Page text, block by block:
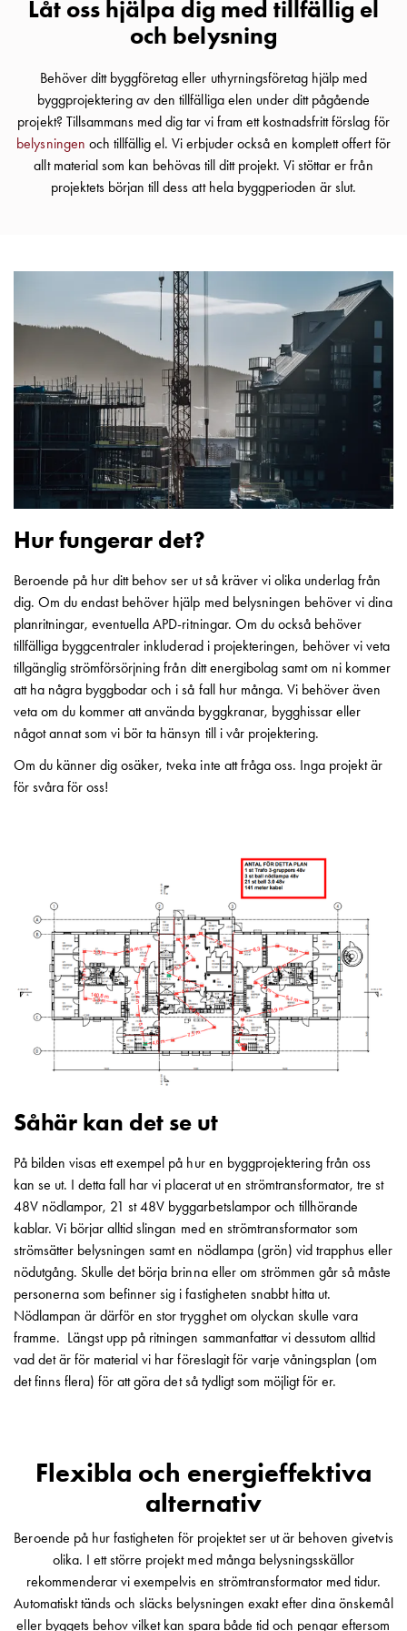
Insatser
Schuko/Uttag
Insatsplåtar
PN100
Insatser
Camping
Tillbehör
PN100
Entity
Entity
Entity
utan
mätning
Kompaktuttag
MELN
Tid
och
temperaturstyrda
uttag
Kosterstolpar
Koster
Koster
Kosterstolpar
belysning
Infrastruktur
eldistribution
Kabelskåp
med
skensystem
Säkringslastfrånskiljare
Tillbehör
och
montagedelar
Kabelskåp
Kabelskåp
utan
mätning
kabelskåp
mätare
Kabelskåp
mätare
Fördelningsskåp
Låt oss hjälpa dig med tillfällig el
och belysning
Behöver ditt byggföretag eller uthyrningsföretag hjälp med
byggprojektering av den tillfälliga elen under ditt pågående
projekt? Tillsammans med dig tar vi fram ett kostnadsfritt förslag för
belysningen och tillfällig el. Vi erbjuder också en komplett offert för
allt material som kan behövas till ditt projekt. Vi stöttar er från
projektets början till dess att hela byggperioden är slut.
Hur fungerar det?
Beroende på hur ditt behov ser ut så kräver vi olika underlag från
dig. Om du endast behöver hjälp med belysningen behöver vi dina
planritningar, eventuella APD-ritningar. Om du också behöver
tillfälliga byggcentraler inkluderad i projekteringen, behöver vi veta
tillgänglig strömförsörjning från ditt energibolag samt om ni kommer
att ha några byggbodar och i så fall hur många. Vi behöver även
veta om du kommer att använda byggkranar, bygghissar eller
något annat som vi bör ta hänsyn till i vår projektering.
Om du känner dig osäker, tveka inte att fråga oss. Inga projekt är
för svåra för oss!
Såhär kan det se ut
På bilden visas ett exempel på hur en byggprojektering från oss
kan se ut. I detta fall har vi placerat ut en strömtransformator, tre st
48V nödlampor, 21 st 48V byggarbetslampor och tillhörande
kablar. Vi börjar alltid slingan med en strömtransformator som
strömsätter belysningen samt en nödlampa (grön) vid trapphus eller
nödutgång. Skulle det börja brinna eller om strömmen går så måste
personerna som befinner sig i fastigheten snabbt hitta ut.
Nödlampan är därför en stor trygghet om olyckan skulle vara
framme. Längst upp på ritningen sammanfattar vi dessutom alltid
vad det är för material vi har föreslagit för varje våningsplan (om
det finns flera) för att göra det så tydligt som möjligt för er.
Flexibla och energieffektiva
alternativ
Beroende på hur fastigheten för projektet ser ut är behoven givetvis
olika. I ett större projekt med många belysningsskällor
rekommenderar vi exempelvis en strömtransformator med tidur.
Automatiskt tänds och släcks belysningen exakt efter dina önskemål
eller byggets behov vilket kan spara både tid och pengar eftersom